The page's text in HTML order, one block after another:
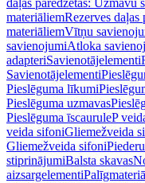
daļas paredzētas: Uzmavu
materiāliemRezerves daļas
materiāliemVītņu
savienojumiAtloka
adapteriSavienotājelementi
Savienotājelementi
Pieslēguma līkumi
Pieslēguma uzmavas
Pieslēguma īscauruleP
veida sifoniGliemežveida
Gliemežveida sifoni
stiprinājumiBalsta skavas
aizsargelementi